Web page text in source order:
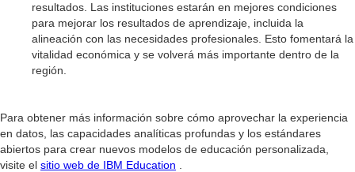
resultados. Las instituciones estarán en mejores condiciones
para mejorar los resultados de aprendizaje, incluida la
alineación con las necesidades profesionales. Esto fomentará la
vitalidad económica y se volverá más importante dentro de la
región.
Para obtener más información sobre cómo aprovechar la experiencia
en datos, las capacidades analíticas profundas y los estándares
abiertos para crear nuevos modelos de educación personalizada,
visite el sitio web de IBM Education